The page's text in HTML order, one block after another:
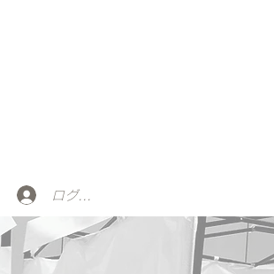
ログイン